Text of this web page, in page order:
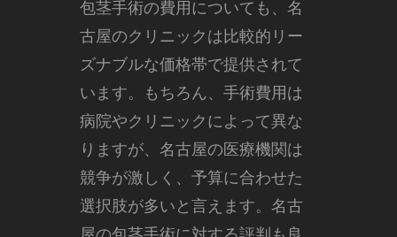
包茎手術の費用についても、名
古屋のクリニックは比較的リー
ズナブルな価格帯で提供されて
います。もちろん、手術費用は
病院やクリニックによって異な
りますが、名古屋の医療機関は
競争が激しく、予算に合わせた
選択肢が多いと言えます。名古